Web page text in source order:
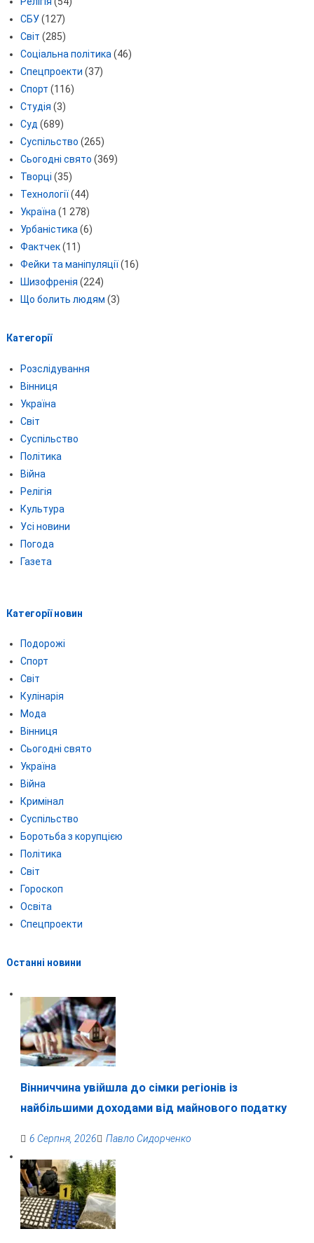
СБУ(127)
Світ (285)
Соціальна політика(46)
Спецпроекти (37)
Спорт (116)
Студія (3)
Суд (689)
Суспільство (265)
Сьогодні свято (369)
Творці (35)
Технології(44)
Україна(1 278)
Урбаністика(6)
Фактчек(11)
Фейки та маніпуляції(16)
Шизофренія (224)
Що болить людям (3)
Категорії
Розслідування
Вінниця
Україна
Світ
Суспільство
Політика
Війна
Релігія
Культура
Усі новини
Погода
Газета
Категорії новин
Подорожі
Спорт
Світ
Кулінарія
Мода
Вінниця
Сьогодні свято
Україна
Війна
Кримінал
Суспільство
Боротьба з корупцією
Політика
Світ
Гороскоп
Освіта
Спецпроекти
Останні новини
Вінниччина увійшла до сімки регіонів із
найбільшими доходами від майнового податку
6 Серпня, 2026 Павло Сидорченко